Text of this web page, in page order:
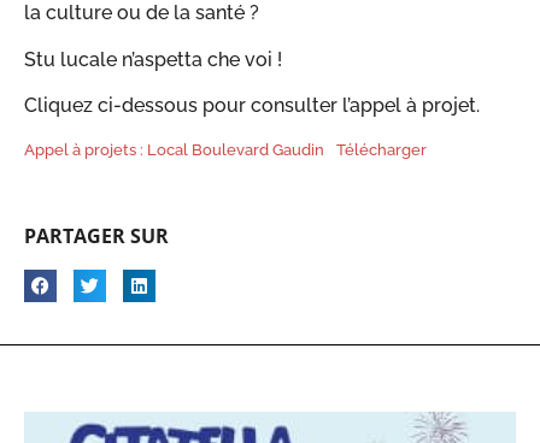
la culture ou de la santé ?
Stu lucale n’aspetta che voi !
Cliquez ci-dessous pour consulter l’appel à projet.
Appel à projets : Local Boulevard Gaudin Télécharger
PARTAGER SUR